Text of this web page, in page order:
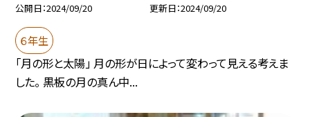
公開日 2024/09/20 更新日 2024/09/20
６年生
「月の形と太陽」 月の形が日によって変わって見える考えま
した。 黒板の月の真ん中...